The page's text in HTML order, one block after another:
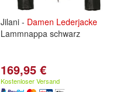
Jilani - Damen Lederjacke
Lammnappa schwarz
169,95 €
Kostenloser Versand